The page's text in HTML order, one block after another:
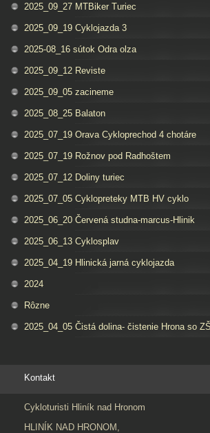
2025_09_27 MTBiker Turiec
2025_09_19 Cyklojazda 3
2025-08_16 sútok Odra olza
2025_09_12 Reviste
2025_09_05 zacineme
2025_08_25 Balaton
2025_07_19 Orava Cykloprechod 4 chotáre
2025_07_19 Rožnov pod Radhoštem
2025_07_12 Doliny turiec
2025_07_05 Cyklopreteky MTB HV cyklo
2025_06_20 Červená studna-marcus-Hlinik
2025_06_13 Cyklosplav
2025_04_19 Hlinická jarná cyklojazda
2024
Rôzne
2025_04_05 Čistá dolina- čistenie Hrona so
Kontakt
Cykloturisti Hliník nad Hronom
HLINÍK NAD HRONOM,